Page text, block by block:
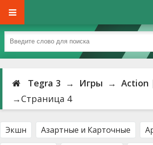
Tegra 3 → Игры → Action
→Страница 4
Экшн Азартные и Карточные